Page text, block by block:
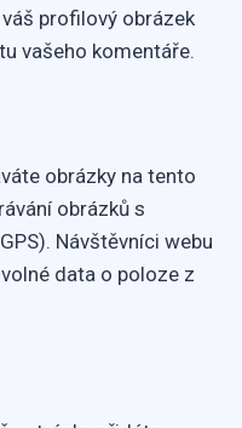
profilový obrázek
vašeho komentáře.
obrázky na tento
obrázků s
Návštěvníci webu
data o poloze z